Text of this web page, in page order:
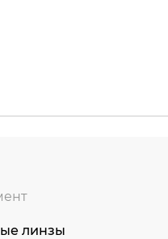
линзы